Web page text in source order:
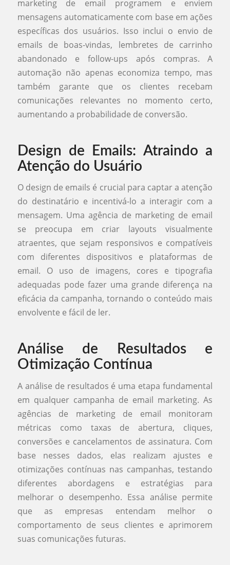
marketing de email programem e enviem
mensagens automaticamente com base em ações
específicas dos usuários. Isso inclui o envio de
emails de boas-vindas, lembretes de carrinho
abandonado e follow-ups após compras. A
automação não apenas economiza tempo, mas
também garante que os clientes recebam
comunicações relevantes no momento certo,
aumentando a probabilidade de conversão.
Design de Emails: Atraindo a
Atenção do Usuário
O design de emails é crucial para captar a atenção
do destinatário e incentivá-lo a interagir com a
mensagem. Uma agência de marketing de email
se preocupa em criar layouts visualmente
atraentes, que sejam responsivos e compatíveis
com diferentes dispositivos e plataformas de
email. O uso de imagens, cores e tipografia
adequadas pode fazer uma grande diferença na
eficácia da campanha, tornando o conteúdo mais
envolvente e fácil de ler.
Análise de Resultados e
Otimização Contínua
A análise de resultados é uma etapa fundamental
em qualquer campanha de email marketing. As
agências de marketing de email monitoram
métricas como taxas de abertura, cliques,
conversões e cancelamentos de assinatura. Com
base nesses dados, elas realizam ajustes e
otimizações contínuas nas campanhas, testando
diferentes abordagens e estratégias para
melhorar o desempenho. Essa análise permite
que as empresas entendam melhor o
comportamento de seus clientes e aprimorem
suas comunicações futuras.